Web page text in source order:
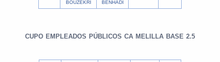
BOUZEKRI BENHADI
CUPO EMPLEADOS PÚBLICOS CA MELILLA BASE 2.5